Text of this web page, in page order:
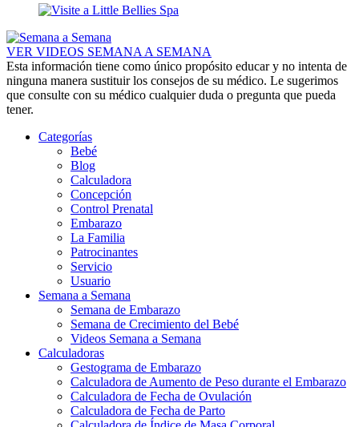
VER VIDEOS SEMANA A SEMANA
Esta información tiene como único propósito educar y no intenta de
ninguna manera sustituir los consejos de su médico. Le sugerimos
que consulte con su médico cualquier duda o pregunta que pueda
tener.
Categorías
Bebé
Blog
Calculadora
Concepción
Control Prenatal
Embarazo
La Familia
Patrocinantes
Servicio
Usuario
Semana a Semana
Semana de Embarazo
Semana de Crecimiento del Bebé
Videos Semana a Semana
Calculadoras
Gestograma de Embarazo
Calculadora de Aumento de Peso durante el Embarazo
Calculadora de Fecha de Ovulación
Calculadora de Fecha de Parto